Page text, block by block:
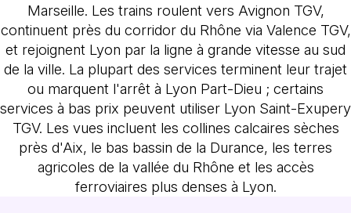
Marseille. Les trains roulent vers Avignon TGV,
continuent près du corridor du Rhône via Valence TGV,
et rejoignent Lyon par la ligne à grande vitesse au sud
de la ville. La plupart des services terminent leur trajet
ou marquent l'arrêt à Lyon Part-Dieu ; certains
services à bas prix peuvent utiliser Lyon Saint-Exupery
TGV. Les vues incluent les collines calcaires sèches
près d'Aix, le bas bassin de la Durance, les terres
agricoles de la vallée du Rhône et les accès
ferroviaires plus denses à Lyon.